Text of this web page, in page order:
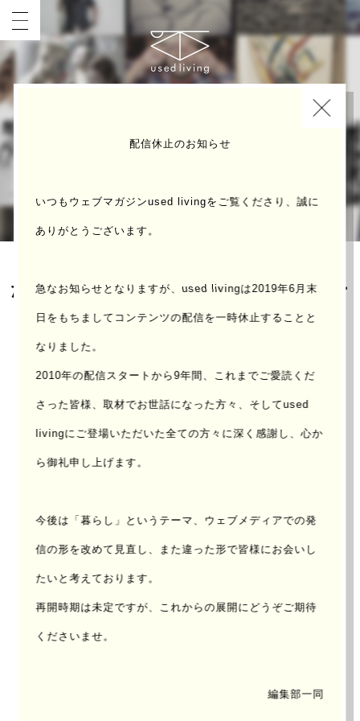
配信休止のお知らせ
いつもウェブマガジンused livingをご覧くださり、誠に
ありがとうございます。
急なお知らせとなりますが、used livingは2019年6月末
日をもちまして コンテンツの配信を一時休止することと
なりました。
2010年の配信スタートから9年間、これまでご愛読くだ
さった皆様、取材でお世話になった方々、 そしてused
livingにご登場いただいた全ての方々に深く感謝し、心か
ら御礼申し上げます。
今後は「暮らし」というテーマ、ウェブメディアでの発
信の形を改めて見直し、 また違った形で皆様にお会いし
たいと考えております。
再開時期は未定ですが、これからの展開にどうぞご期待
くださいませ。
編集部一同
たとえば「 ファッションデザイナー
」の場合
FILE
No.